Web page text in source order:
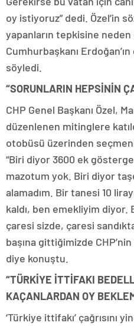
oy istiyoruz” dedi. Özel’in
yapanların tepkisine neden
Cumhurbaşkanı
söyledi.
“SORUNLARIN HEPSİNİN
CHP Genel Başkanı Özel,
düzenlenen mitinglere
otobüsü üzerinden
“Biri diyor 3600 ek
mazotum yok. Biri diyor
alamadım. Bir tanesi 10
kaldı, ben emekliyim diyor.
çaresi sizde, çaresi
başına gittiğimizde
diye konuştu.
“TÜRKİYE İTTİFAKI
KAÇANLARDAN OY
‘Türkiye ittifakı’ çağrısını